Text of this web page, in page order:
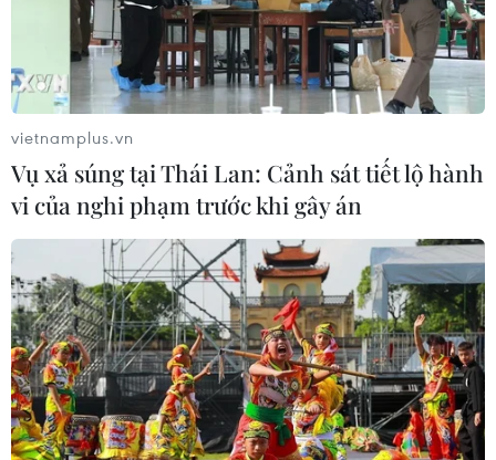
TIN CÙNG CHUYÊN MỤC
Hà Nội bế mạc Festival Võ thuật Quốc
vietnamplus.vn
Vụ xả súng tại Thái Lan: Cảnh sát tiết lộ hành
vi của nghi phạm trước khi gây án